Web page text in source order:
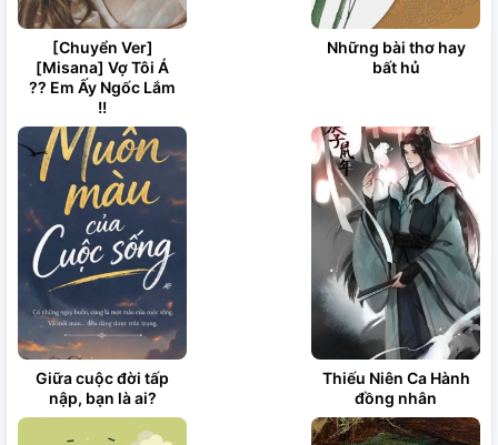
[Chuyển Ver]
[Misana] Vợ Tôi Á
?? Em Ấy Ngốc Lắm
!!
Những bài thơ hay
bất hủ
Giữa cuộc đời tấp
nập, bạn là ai?
Thiếu Niên Ca Hành
đồng nhân